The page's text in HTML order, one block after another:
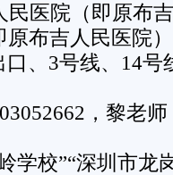
医院（即原布
布吉人民医院
、3号线、14号
，黎老
学校”“深圳市龙